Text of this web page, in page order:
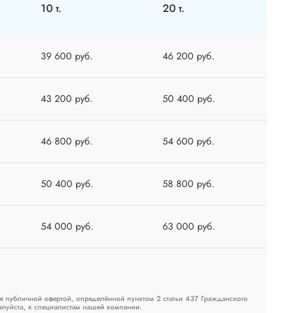
10 т. 20 т.
39 600 руб. 46 200 руб.
43 200 руб. 50 400 руб.
46 800 руб. 54 600 руб.
50 400 руб. 58 800 руб.
54 000 руб. 63 000 руб.
офертой, определённой пунктом 2 статьи 437 Гражданского
к специалистам нашей компании.